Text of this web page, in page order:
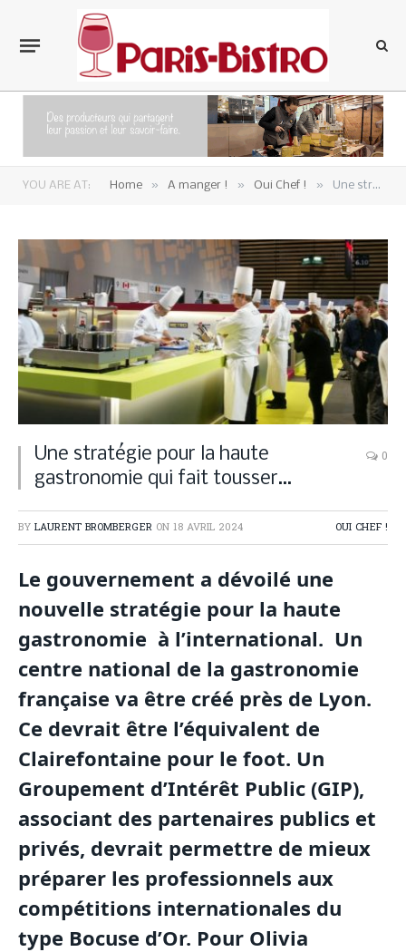
YOU ARE AT: Home » A manger ! » Oui Chef ! » Une stratégie pour la haute gastronomie qui fait tousser…
Une stratégie pour la haute
gastronomie qui fait tousser…
0
BY LAURENT BROMBERGER ON 18 AVRIL 2024 OUI CHEF !
Le gouvernement a dévoilé une
nouvelle stratégie pour la haute
gastronomie à l’international. Un
centre national de la gastronomie
française va être créé près de Lyon.
Ce devrait être l’équivalent de
Clairefontaine pour le foot. Un
Groupement d’Intérêt Public (GIP),
associant des partenaires publics et
privés, devrait permettre de mieux
préparer les professionnels aux
compétitions internationales du
type Bocuse d’Or. Pour Olivia